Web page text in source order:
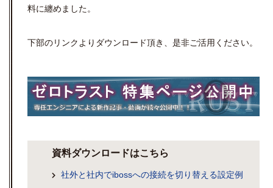
料に纏めました。
下部のリンクよりダウンロード頂き、是非ご活用ください。
資料ダウンロードはこちら
社外と社内でibossへの接続を切り替える設定例